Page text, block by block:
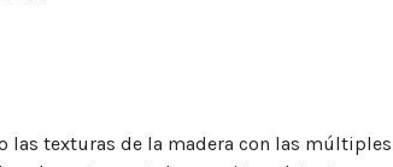
las texturas de la madera con las múltiples